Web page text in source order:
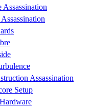
Assassination
Setup